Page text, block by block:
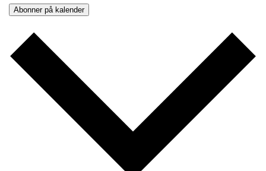
Abonner på kalender